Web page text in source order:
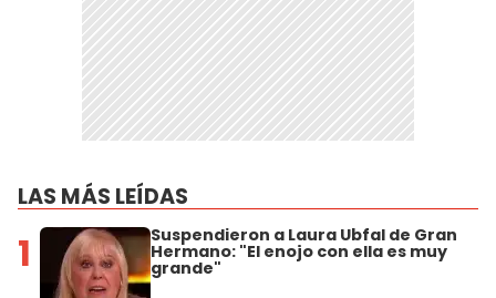
LAS MÁS LEÍDAS
1 Suspendieron a Laura Ubfal de Gran
Hermano: "El enojo con ella es muy
grande"